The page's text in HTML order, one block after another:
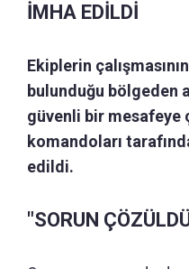
İMHA EDİLDİ
Ekiplerin
bulunduğu bölgeden
güvenli bir mesafeye
komandoları
edildi.
"SORUN